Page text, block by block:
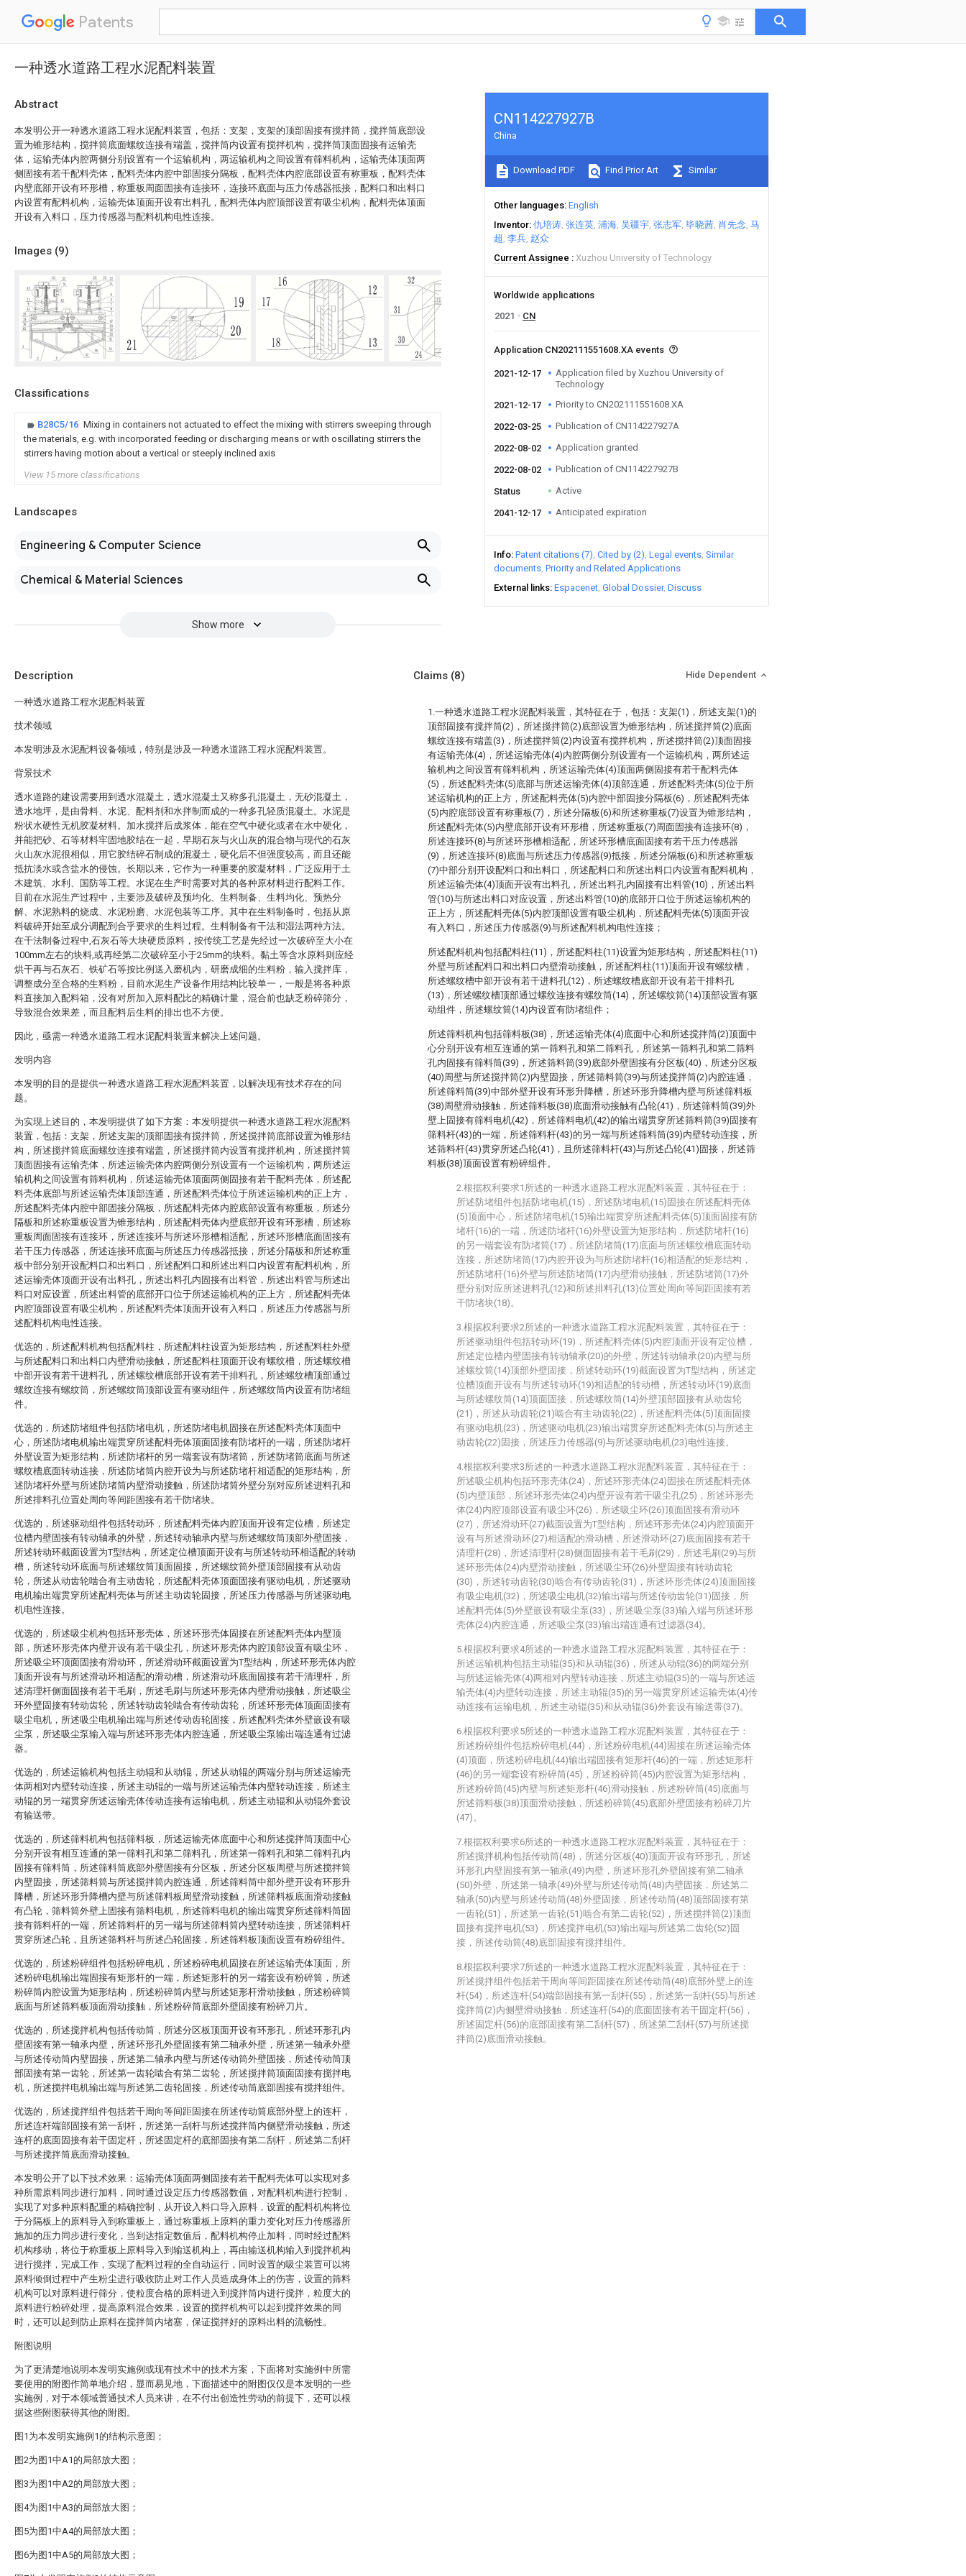
Patents
一种透水道路工程水泥配料装置
Abstract
本发明公开一种透水道路工程水泥配料装置，包括：支架，支架的顶部固接有搅拌筒，搅拌筒底部设
置为锥形结构，搅拌筒底面螺纹连接有端盖，搅拌筒内设置有搅拌机构，搅拌筒顶面固接有运输壳
体，运输壳体内腔两侧分别设置有一个运输机构，两运输机构之间设置有筛料机构，运输壳体顶面两
侧固接有若干配料壳体，配料壳体内腔中部固接分隔板，配料壳体内腔底部设置有称重板，配料壳体
内壁底部开设有环形槽，称重板周面固接有连接环，连接环底面与压力传感器抵接，配料口和出料口
内设置有配料机构，运输壳体顶面开设有出料孔，配料壳体内腔顶部设置有吸尘机构，配料壳体顶面
开设有入料口，压力传感器与配料机构电性连接。
Images (9)
Classifications
B28C5/16 Mixing in containers not actuated to effect the mixing with stirrers sweeping through
the materials, e.g. with incorporated feeding or discharging means or with oscillating stirrers the
stirrers having motion about a vertical or steeply inclined axis
View 15 more classifications
Landscapes
Engineering & Computer Science
Chemical & Material Sciences
Show more
CN114227927B
China
Download PDF Find Prior Art Similar
Other languages English
Inventor 仇培涛 张连英 浦海 吴疆宇 张志军 毕晓茜 肖先念 马
超 李兵 赵众
Current Assignee
Xuzhou University of Technology
Worldwide applications
2021
CN
Application CN202111551608.XA events
2021-12-17
Application filed by Xuzhou University of
Technology
2021-12-17
Priority to CN202111551608.XA
2022-03-25 Publication of CN114227927A
2022-08-02 Application granted
2022-08-02 Publication of CN114227927B
Status Active
2041-12-17 Anticipated expiration
Info Patent citations (7) Cited by (2) Legal events Similar
documents Priority and Related Applications
External links Espacenet Global Dossier Discuss
Description
一种透水道路工程水泥配料装置
技术领域
本发明涉及水泥配料设备领域，特别是涉及一种透水道路工程水泥配料装置。
背景技术
透水道路的建设需要用到透水混凝土，透水混凝土又称多孔混凝土，无砂混凝土，
透水地坪，是由骨料、水泥、配料剂和水拌制而成的一种多孔轻质混凝土。水泥是
粉状水硬性无机胶凝材料。加水搅拌后成浆体，能在空气中硬化或者在水中硬化，
并能把砂、石等材料牢固地胶结在一起，早期石灰与火山灰的混合物与现代的石灰
火山灰水泥很相似，用它胶结碎石制成的混凝土，硬化后不但强度较高，而且还能
抵抗淡水或含盐水的侵蚀。长期以来，它作为一种重要的胶凝材料，广泛应用于土
木建筑、水利、国防等工程。水泥在生产时需要对其的各种原材料进行配料工作。
目前在水泥生产过程中，主要涉及破碎及预均化、生料制备、生料均化、预热分
解、水泥熟料的烧成、水泥粉磨、水泥包装等工序。其中在生料制备时，包括从原
料破碎开始至成分调配到合乎要求的生料过程。生料制备有干法和湿法两种方法。
在干法制备过程中,石灰石等大块硬质原料，按传统工艺是先经过一次破碎至大小在
100mm左右的块料,或再经第二次破碎至小于25mm的块料。黏土等含水原料则应经
烘干再与石灰石、铁矿石等按比例送入磨机内，研磨成细的生料粉，输入搅拌库，
调整成分至合格的生料粉，目前水泥生产设备作用结构比较单一，一般是将各种原
料直接加入配料箱，没有对所加入原料配比的精确计量，混合前也缺乏粉碎筛分，
导致混合效果差，而且配料后生料的排出也不方便。
因此，亟需一种透水道路工程水泥配料装置来解决上述问题。
发明内容
本发明的目的是提供一种透水道路工程水泥配料装置，以解决现有技术存在的问
题。
为实现上述目的，本发明提供了如下方案：本发明提供一种透水道路工程水泥配料
装置，包括：支架，所述支架的顶部固接有搅拌筒，所述搅拌筒底部设置为锥形结
构，所述搅拌筒底面螺纹连接有端盖，所述搅拌筒内设置有搅拌机构，所述搅拌筒
顶面固接有运输壳体，所述运输壳体内腔两侧分别设置有一个运输机构，两所述运
输机构之间设置有筛料机构，所述运输壳体顶面两侧固接有若干配料壳体，所述配
料壳体底部与所述运输壳体顶部连通，所述配料壳体位于所述运输机构的正上方，
所述配料壳体内腔中部固接分隔板，所述配料壳体内腔底部设置有称重板，所述分
隔板和所述称重板设置为锥形结构，所述配料壳体内壁底部开设有环形槽，所述称
重板周面固接有连接环，所述连接环与所述环形槽相适配，所述环形槽底面固接有
若干压力传感器，所述连接环底面与所述压力传感器抵接，所述分隔板和所述称重
板中部分别开设配料口和出料口，所述配料口和所述出料口内设置有配料机构，所
述运输壳体顶面开设有出料孔，所述出料孔内固接有出料管，所述出料管与所述出
料口对应设置，所述出料管的底部开口位于所述运输机构的正上方，所述配料壳体
内腔顶部设置有吸尘机构，所述配料壳体顶面开设有入料口，所述压力传感器与所
述配料机构电性连接。
优选的，所述配料机构包括配料柱，所述配料柱设置为矩形结构，所述配料柱外壁
与所述配料口和出料口内壁滑动接触，所述配料柱顶面开设有螺纹槽，所述螺纹槽
中部开设有若干进料孔，所述螺纹槽底部开设有若干排料孔，所述螺纹槽顶部通过
螺纹连接有螺纹筒，所述螺纹筒顶部设置有驱动组件，所述螺纹筒内设置有防堵组
件。
优选的，所述防堵组件包括防堵电机，所述防堵电机固接在所述配料壳体顶面中
心，所述防堵电机输出端贯穿所述配料壳体顶面固接有防堵杆的一端，所述防堵杆
外壁设置为矩形结构，所述防堵杆的另一端套设有防堵筒，所述防堵筒底面与所述
螺纹槽底面转动连接，所述防堵筒内腔开设为与所述防堵杆相适配的矩形结构，所
述防堵杆外壁与所述防堵筒内壁滑动接触，所述防堵筒外壁分别对应所述进料孔和
所述排料孔位置处周向等间距固接有若干防堵块。
优选的，所述驱动组件包括转动环，所述配料壳体内腔顶面开设有定位槽，所述定
位槽内壁固接有转动轴承的外壁，所述转动轴承内壁与所述螺纹筒顶部外壁固接，
所述转动环截面设置为T型结构，所述定位槽顶面开设有与所述转动环相适配的转动
槽，所述转动环底面与所述螺纹筒顶面固接，所述螺纹筒外壁顶部固接有从动齿
轮，所述从动齿轮啮合有主动齿轮，所述配料壳体顶面固接有驱动电机，所述驱动
电机输出端贯穿所述配料壳体与所述主动齿轮固接，所述压力传感器与所述驱动电
机电性连接。
优选的，所述吸尘机构包括环形壳体，所述环形壳体固接在所述配料壳体内壁顶
部，所述环形壳体内壁开设有若干吸尘孔，所述环形壳体内腔顶部设置有吸尘环，
所述吸尘环顶面固接有滑动环，所述滑动环截面设置为T型结构，所述环形壳体内腔
顶面开设有与所述滑动环相适配的滑动槽，所述滑动环底面固接有若干清理杆，所
述清理杆侧面固接有若干毛刷，所述毛刷与所述环形壳体内壁滑动接触，所述吸尘
环外壁固接有转动齿轮，所述转动齿轮啮合有传动齿轮，所述环形壳体顶面固接有
吸尘电机，所述吸尘电机输出端与所述传动齿轮固接，所述配料壳体外壁嵌设有吸
尘泵，所述吸尘泵输入端与所述环形壳体内腔连通，所述吸尘泵输出端连通有过滤
器。
优选的，所述运输机构包括主动辊和从动辊，所述从动辊的两端分别与所述运输壳
体两相对内壁转动连接，所述主动辊的一端与所述运输壳体内壁转动连接，所述主
动辊的另一端贯穿所述运输壳体传动连接有运输电机，所述主动辊和从动辊外套设
有输送带。
优选的，所述筛料机构包括筛料板，所述运输壳体底面中心和所述搅拌筒顶面中心
分别开设有相互连通的第一筛料孔和第二筛料孔，所述第一筛料孔和第二筛料孔内
固接有筛料筒，所述筛料筒底部外壁固接有分区板，所述分区板周壁与所述搅拌筒
内壁固接，所述筛料筒与所述搅拌筒内腔连通，所述筛料筒中部外壁开设有环形升
降槽，所述环形升降槽内壁与所述筛料板周壁滑动接触，所述筛料板底面滑动接触
有凸轮，筛料筒外壁上固接有筛料电机，所述筛料电机的输出端贯穿所述筛料筒固
接有筛料杆的一端，所述筛料杆的另一端与所述筛料筒内壁转动连接，所述筛料杆
贯穿所述凸轮，且所述筛料杆与所述凸轮固接，所述筛料板顶面设置有粉碎组件。
优选的，所述粉碎组件包括粉碎电机，所述粉碎电机固接在所述运输壳体顶面，所
述粉碎电机输出端固接有矩形杆的一端，所述矩形杆的另一端套设有粉碎筒，所述
粉碎筒内腔设置为矩形结构，所述粉碎筒内壁与所述矩形杆滑动接触，所述粉碎筒
底面与所述筛料板顶面滑动接触，所述粉碎筒底部外壁固接有粉碎刀片。
优选的，所述搅拌机构包括传动筒，所述分区板顶面开设有环形孔，所述环形孔内
壁固接有第一轴承内壁，所述环形孔外壁固接有第二轴承外壁，所述第一轴承外壁
与所述传动筒内壁固接，所述第二轴承内壁与所述传动筒外壁固接，所述传动筒顶
部固接有第一齿轮，所述第一齿轮啮合有第二齿轮，所述搅拌筒顶面固接有搅拌电
机，所述搅拌电机输出端与所述第二齿轮固接，所述传动筒底部固接有搅拌组件。
优选的，所述搅拌组件包括若干周向等间距固接在所述传动筒底部外壁上的连杆，
所述连杆端部固接有第一刮杆，所述第一刮杆与所述搅拌筒内侧壁滑动接触，所述
连杆的底面固接有若干固定杆，所述固定杆的底部固接有第二刮杆，所述第二刮杆
与所述搅拌筒底面滑动接触。
本发明公开了以下技术效果：运输壳体顶面两侧固接有若干配料壳体可以实现对多
种所需原料同步进行加料，同时通过设定压力传感器数值，对配料机构进行控制，
实现了对多种原料配重的精确控制，从开设入料口导入原料，设置的配料机构将位
于分隔板上的原料导入到称重板上，通过称重板上原料的重力变化对压力传感器所
施加的压力同步进行变化，当到达指定数值后，配料机构停止加料，同时经过配料
机构移动，将位于称重板上原料导入到输送机构上，再由输送机构输入到搅拌机构
进行搅拌，完成工作，实现了配料过程的全自动运行，同时设置的吸尘装置可以将
原料倾倒过程中产生粉尘进行吸收防止对工作人员造成身体上的伤害，设置的筛料
机构可以对原料进行筛分，使粒度合格的原料进入到搅拌筒内进行搅拌，粒度大的
原料进行粉碎处理，提高原料混合效果，设置的搅拌机构可以起到搅拌效果的同
时，还可以起到防止原料在搅拌筒内堵塞，保证搅拌好的原料出料的流畅性。
附图说明
为了更清楚地说明本发明实施例或现有技术中的技术方案，下面将对实施例中所需
要使用的附图作简单地介绍，显而易见地，下面描述中的附图仅仅是本发明的一些
实施例，对于本领域普通技术人员来讲，在不付出创造性劳动的前提下，还可以根
据这些附图获得其他的附图。
图1为本发明实施例1的结构示意图；
图2为图1中A1的局部放大图；
图3为图1中A2的局部放大图；
图4为图1中A3的局部放大图；
图5为图1中A4的局部放大图；
图6为图1中A5的局部放大图；
Claims (8) Hide Dependent
1.一种透水道路工程水泥配料装置，其特征在于，包括：支架(1)，所述支架(1)的
顶部固接有搅拌筒(2)，所述搅拌筒(2)底部设置为锥形结构，所述搅拌筒(2)底面
螺纹连接有端盖(3)，所述搅拌筒(2)内设置有搅拌机构，所述搅拌筒(2)顶面固接
有运输壳体(4)，所述运输壳体(4)内腔两侧分别设置有一个运输机构，两所述运
输机构之间设置有筛料机构，所述运输壳体(4)顶面两侧固接有若干配料壳体
(5)，所述配料壳体(5)底部与所述运输壳体(4)顶部连通，所述配料壳体(5)位于所
述运输机构的正上方，所述配料壳体(5)内腔中部固接分隔板(6)，所述配料壳体
(5)内腔底部设置有称重板(7)，所述分隔板(6)和所述称重板(7)设置为锥形结构，
所述配料壳体(5)内壁底部开设有环形槽，所述称重板(7)周面固接有连接环(8)，
所述连接环(8)与所述环形槽相适配，所述环形槽底面固接有若干压力传感器
(9)，所述连接环(8)底面与所述压力传感器(9)抵接，所述分隔板(6)和所述称重板
(7)中部分别开设配料口和出料口，所述配料口和所述出料口内设置有配料机构，
所述运输壳体(4)顶面开设有出料孔，所述出料孔内固接有出料管(10)，所述出料
管(10)与所述出料口对应设置，所述出料管(10)的底部开口位于所述运输机构的
正上方，所述配料壳体(5)内腔顶部设置有吸尘机构，所述配料壳体(5)顶面开设
有入料口，所述压力传感器(9)与所述配料机构电性连接；
所述配料机构包括配料柱(11)，所述配料柱(11)设置为矩形结构，所述配料柱(11)
外壁与所述配料口和出料口内壁滑动接触，所述配料柱(11)顶面开设有螺纹槽，
所述螺纹槽中部开设有若干进料孔(12)，所述螺纹槽底部开设有若干排料孔
(13)，所述螺纹槽顶部通过螺纹连接有螺纹筒(14)，所述螺纹筒(14)顶部设置有驱
动组件，所述螺纹筒(14)内设置有防堵组件；
所述筛料机构包括筛料板(38)，所述运输壳体(4)底面中心和所述搅拌筒(2)顶面中
心分别开设有相互连通的第一筛料孔和第二筛料孔，所述第一筛料孔和第二筛料
孔内固接有筛料筒(39)，所述筛料筒(39)底部外壁固接有分区板(40)，所述分区板
(40)周壁与所述搅拌筒(2)内壁固接，所述筛料筒(39)与所述搅拌筒(2)内腔连通，
所述筛料筒(39)中部外壁开设有环形升降槽，所述环形升降槽内壁与所述筛料板
(38)周壁滑动接触，所述筛料板(38)底面滑动接触有凸轮(41)，所述筛料筒(39)外
壁上固接有筛料电机(42)，所述筛料电机(42)的输出端贯穿所述筛料筒(39)固接有
筛料杆(43)的一端，所述筛料杆(43)的另一端与所述筛料筒(39)内壁转动连接，所
述筛料杆(43)贯穿所述凸轮(41)，且所述筛料杆(43)与所述凸轮(41)固接，所述筛
料板(38)顶面设置有粉碎组件。
2.根据权利要求1所述的一种透水道路工程水泥配料装置，其特征在于：
所述防堵组件包括防堵电机(15)，所述防堵电机(15)固接在所述配料壳体
(5)顶面中心，所述防堵电机(15)输出端贯穿所述配料壳体(5)顶面固接有防
堵杆(16)的一端，所述防堵杆(16)外壁设置为矩形结构，所述防堵杆(16)
的另一端套设有防堵筒(17)，所述防堵筒(17)底面与所述螺纹槽底面转动
连接，所述防堵筒(17)内腔开设为与所述防堵杆(16)相适配的矩形结构，
所述防堵杆(16)外壁与所述防堵筒(17)内壁滑动接触，所述防堵筒(17)外
壁分别对应所述进料孔(12)和所述排料孔(13)位置处周向等间距固接有若
干防堵块(18)。
3.根据权利要求2所述的一种透水道路工程水泥配料装置，其特征在于：
所述驱动组件包括转动环(19)，所述配料壳体(5)内腔顶面开设有定位槽，
所述定位槽内壁固接有转动轴承(20)的外壁，所述转动轴承(20)内壁与所
述螺纹筒(14)顶部外壁固接，所述转动环(19)截面设置为T型结构，所述定
位槽顶面开设有与所述转动环(19)相适配的转动槽，所述转动环(19)底面
与所述螺纹筒(14)顶面固接，所述螺纹筒(14)外壁顶部固接有从动齿轮
(21)，所述从动齿轮(21)啮合有主动齿轮(22)，所述配料壳体(5)顶面固接
有驱动电机(23)，所述驱动电机(23)输出端贯穿所述配料壳体(5)与所述主
动齿轮(22)固接，所述压力传感器(9)与所述驱动电机(23)电性连接。
4.根据权利要求3所述的一种透水道路工程水泥配料装置，其特征在于：
所述吸尘机构包括环形壳体(24)，所述环形壳体(24)固接在所述配料壳体
(5)内壁顶部，所述环形壳体(24)内壁开设有若干吸尘孔(25)，所述环形壳
体(24)内腔顶部设置有吸尘环(26)，所述吸尘环(26)顶面固接有滑动环
(27)，所述滑动环(27)截面设置为T型结构，所述环形壳体(24)内腔顶面开
设有与所述滑动环(27)相适配的滑动槽，所述滑动环(27)底面固接有若干
清理杆(28)，所述清理杆(28)侧面固接有若干毛刷(29)，所述毛刷(29)与所
述环形壳体(24)内壁滑动接触，所述吸尘环(26)外壁固接有转动齿轮
(30)，所述转动齿轮(30)啮合有传动齿轮(31)，所述环形壳体(24)顶面固接
有吸尘电机(32)，所述吸尘电机(32)输出端与所述传动齿轮(31)固接，所
述配料壳体(5)外壁嵌设有吸尘泵(33)，所述吸尘泵(33)输入端与所述环形
壳体(24)内腔连通，所述吸尘泵(33)输出端连通有过滤器(34)。
5.根据权利要求4所述的一种透水道路工程水泥配料装置，其特征在于：
所述运输机构包括主动辊(35)和从动辊(36)，所述从动辊(36)的两端分别
与所述运输壳体(4)两相对内壁转动连接，所述主动辊(35)的一端与所述运
输壳体(4)内壁转动连接，所述主动辊(35)的另一端贯穿所述运输壳体(4)传
动连接有运输电机，所述主动辊(35)和从动辊(36)外套设有输送带(37)。
6.根据权利要求5所述的一种透水道路工程水泥配料装置，其特征在于：
所述粉碎组件包括粉碎电机(44)，所述粉碎电机(44)固接在所述运输壳体
(4)顶面，所述粉碎电机(44)输出端固接有矩形杆(46)的一端，所述矩形杆
(46)的另一端套设有粉碎筒(45)，所述粉碎筒(45)内腔设置为矩形结构，
所述粉碎筒(45)内壁与所述矩形杆(46)滑动接触，所述粉碎筒(45)底面与
所述筛料板(38)顶面滑动接触，所述粉碎筒(45)底部外壁固接有粉碎刀片
(47)。
7.根据权利要求6所述的一种透水道路工程水泥配料装置，其特征在于：
所述搅拌机构包括传动筒(48)，所述分区板(40)顶面开设有环形孔，所述
环形孔内壁固接有第一轴承(49)内壁，所述环形孔外壁固接有第二轴承
(50)外壁，所述第一轴承(49)外壁与所述传动筒(48)内壁固接，所述第二
轴承(50)内壁与所述传动筒(48)外壁固接，所述传动筒(48)顶部固接有第
一齿轮(51)，所述第一齿轮(51)啮合有第二齿轮(52)，所述搅拌筒(2)顶面
固接有搅拌电机(53)，所述搅拌电机(53)输出端与所述第二齿轮(52)固
接，所述传动筒(48)底部固接有搅拌组件。
8.根据权利要求7所述的一种透水道路工程水泥配料装置，其特征在于：
所述搅拌组件包括若干周向等间距固接在所述传动筒(48)底部外壁上的连
杆(54)，所述连杆(54)端部固接有第一刮杆(55)，所述第一刮杆(55)与所述
搅拌筒(2)内侧壁滑动接触，所述连杆(54)的底面固接有若干固定杆(56)，
所述固定杆(56)的底部固接有第二刮杆(57)，所述第二刮杆(57)与所述搅
拌筒(2)底面滑动接触。